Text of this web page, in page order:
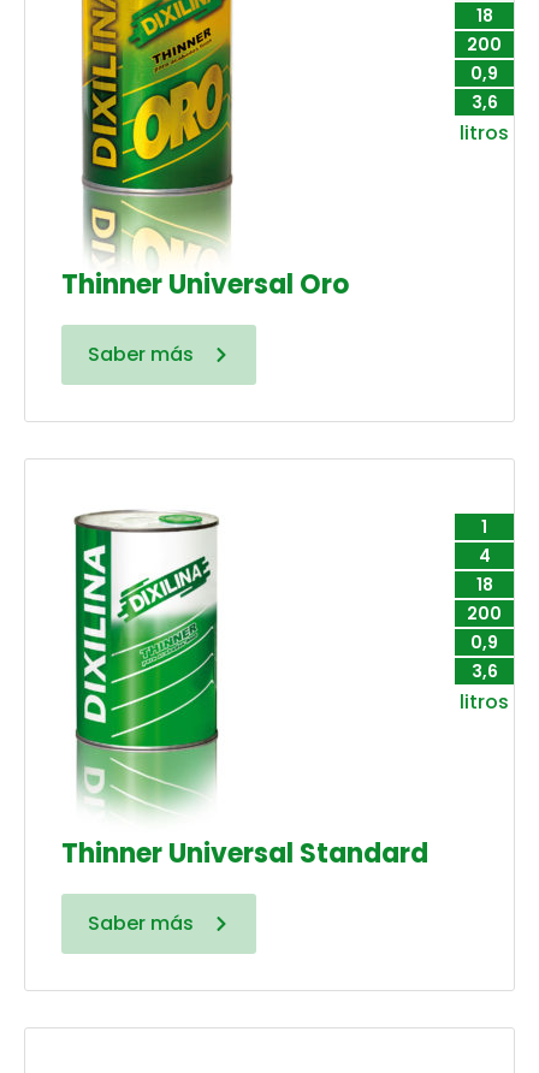
18
200
0,9
3,6
litros
Thinner Universal Oro
Saber más
1
4
18
200
0,9
3,6
litros
Thinner Universal Standard
Saber más